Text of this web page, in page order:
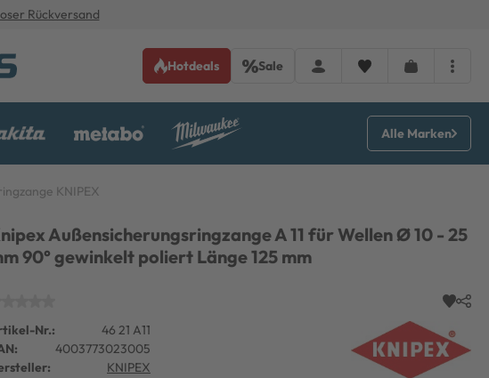
Rückversand
Hotdeals Sale
Alle Marken
KNIPEX
Außensicherungsringzange A 11 für Wellen Ø 10 - 25
90° gewinkelt poliert Länge 125 mm
Nr.:
46 21 A11
4003773023005
KNIPEX